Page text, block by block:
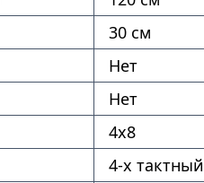
30 см
Нет
Нет
4х8
4-х тактный